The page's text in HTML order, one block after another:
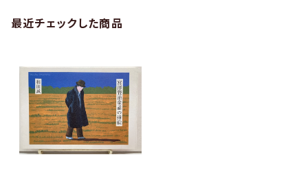
最近チェックした商品